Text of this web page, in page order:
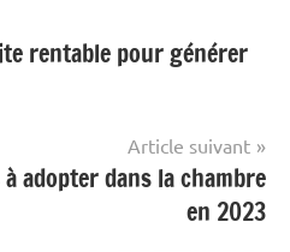
rentable pour générer
Article suivant
adopter dans la chambre
en 2023